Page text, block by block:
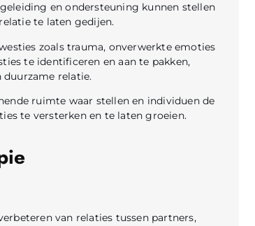
en ondersteuning kunnen stellen
te laten gedijen.
zoals trauma, onverwerkte emoties
te identificeren en aan te pakken,
relatie.
ruimte waar stellen en individuen de
te versterken en te laten groeien.
van relaties tussen partners,